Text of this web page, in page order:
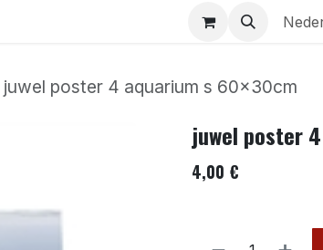
juwel poster 4 aquarium s 60x30cm
juwel poster
4,00 €